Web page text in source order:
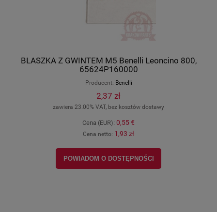
BLASZKA Z GWINTEM M5 Benelli Leoncino 800,
65624P160000
Producent: Benelli
2,37 zł
zawiera 23.00% VAT, bez kosztów dostawy
Cena (EUR): 0,55 €
Cena netto: 1,93 zł
POWIADOM O DOSTĘPNOŚCI